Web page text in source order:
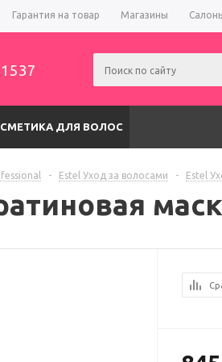
Гарантия на товар Магазины
ДЛЯ ВОЛОС
- Estel Уход за волосами - Estel